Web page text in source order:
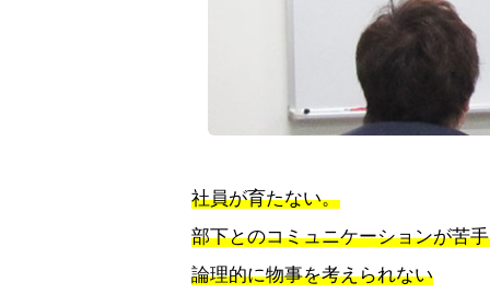
社員が育たない。
部下とのコミュニケーションが苦
論理的に物事を考えられない